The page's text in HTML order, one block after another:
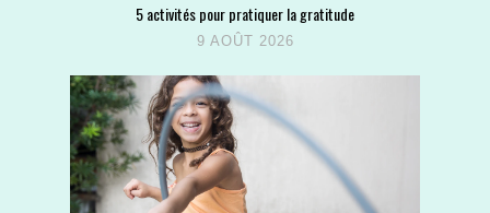
5 activités pour pratiquer la gratitude
9 AOÛT 2026